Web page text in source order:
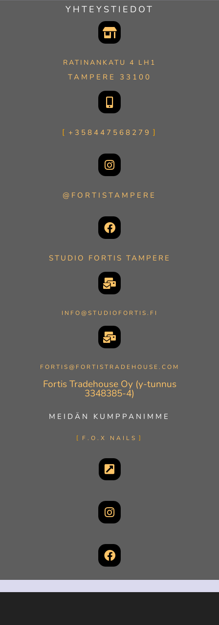
YHTEYSTIEDOT
RATINANKATU 4 LH1
TAMPERE 33100
+358447568279
@FORTISTAMPERE
STUDIO FORTIS TAMPERE
INFO@STUDIOFORTIS.FI
FORTIS@FORTISTRADEHOUSE.COM
Fortis Tradehouse Oy (y-tunnus
3348385-4)
MEIDÄN KUMPPANIMME
F.O.X NAILS